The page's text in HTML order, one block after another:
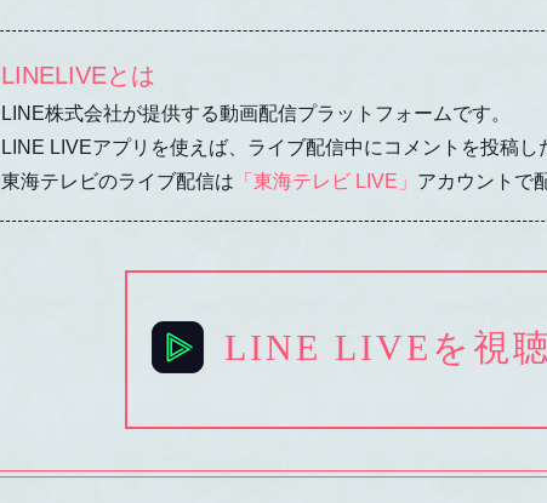
LINELIVEとは
LINE株式会社が提供する動画配信プラットフォームです。
LINE LIVEアプリを使えば、ライブ配信中にコメントを投稿し
東海テレビのライブ配信は 「東海テレビ LIVE」 アカウントで
LINE LIVEを視